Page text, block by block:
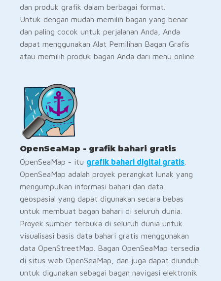
dan produk grafik dalam berbagai format.
Untuk dengan mudah memilih bagan yang benar
dan paling cocok untuk perjalanan Anda, Anda
dapat menggunakan Alat Pemilihan Bagan Grafis
atau memilih produk bagan Anda dari menu online
OpenSeaMap - grafik bahari gratis
OpenSeaMap - itu grafik bahari digital gratis
OpenSeaMap adalah proyek perangkat lunak yang
mengumpulkan informasi bahari dan data
geospasial yang dapat digunakan secara bebas
untuk membuat bagan bahari di seluruh dunia.
Proyek sumber terbuka di seluruh dunia untuk
visualisasi basis data bahari gratis menggunakan
data OpenStreetMap. Bagan OpenSeaMap tersedia
di situs web OpenSeaMap, dan juga dapat diunduh
untuk digunakan sebagai bagan navigasi elektronik